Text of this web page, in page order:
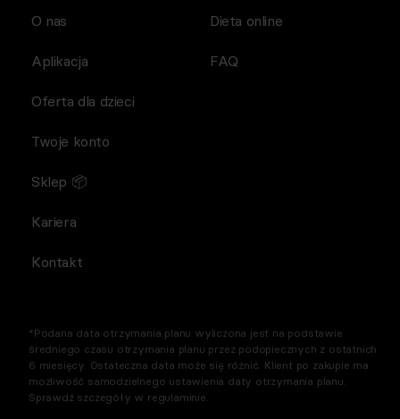
O nas
Aplikacja
Dieta online
FAQ
Oferta dla dzieci
Twoje konto
Sklep 📦
Kariera
Kontakt
*Podana data otrzymania planu wyliczona jest na podstawie
średniego czasu otrzymania planu przez podopiecznych z ostatnich
6 miesięcy. Ostateczna data może się różnić. Klient po zakupie ma
możliwość samodzielnego ustawienia daty otrzymania planu.
Sprawdź szczegóły w regulaminie.